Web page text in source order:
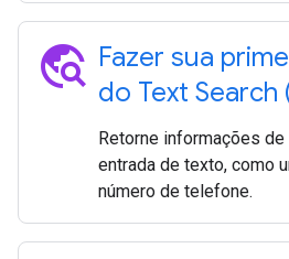
travel_explore Fazer sua
do Text Search
Retorne informações
entrada de texto, como
número de telefone.